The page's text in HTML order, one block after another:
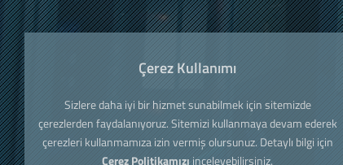
Çerez Kullanımı
Sizlere daha iyi bir hizmet sunabilmek için sitemizde
çerezlerden faydalanıyoruz. Sitemizi kullanmaya devam ederek
çerezleri kullanmamıza izin vermiş olursunuz. Detaylı bilgi için
Çerez Politikamızıinceleyebilirsiniz.